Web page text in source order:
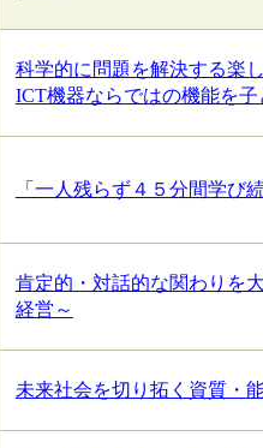
科学的に問題を解決する楽
ICT機器ならではの機能を
「一人残らず４５分間学び
肯定的・対話的な関わりを
経営～
未来社会を切り拓く資質・